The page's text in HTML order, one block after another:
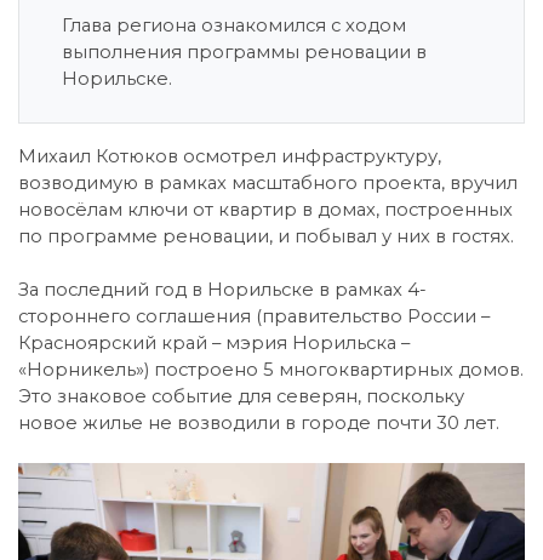
Глава региона ознакомился с ходом
выполнения программы реновации в
Норильске.
Михаил Котюков осмотрел инфраструктуру,
возводимую в рамках масштабного проекта, вручил
новосёлам ключи от квартир в домах, построенных
по программе реновации, и побывал у них в гостях.
За последний год в Норильске в рамках 4-
стороннего соглашения (правительство России –
Красноярский край – мэрия Норильска –
«Норникель») построено 5 многоквартирных домов.
Это знаковое событие для северян, поскольку
новое жилье не возводили в городе почти 30 лет.